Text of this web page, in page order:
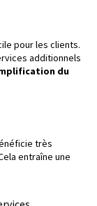
pour les clients.
additionnels
du
très
entraîne une